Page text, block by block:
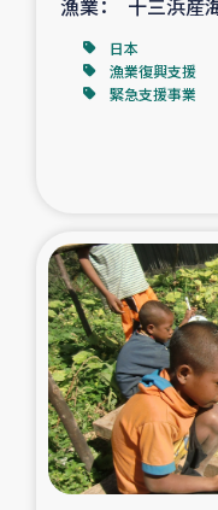
スリランカ ムラ
スリラ
スリランカの南北
漁業： 十三浜産
日本
漁業復興支援
緊急支援事業